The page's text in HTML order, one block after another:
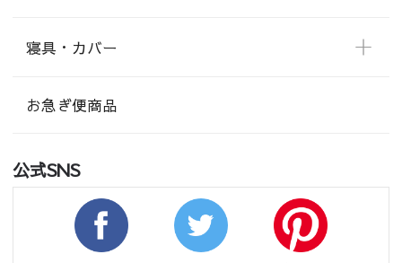
寝具・カバー
お急ぎ便商品
公式SNS